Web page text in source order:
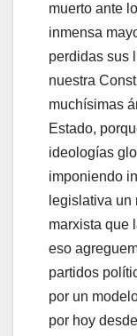
muerto ante
inmensa
perdidas sus
nuestra
muchísimas
Estado,
ideologías
imponiendo
legislativa
marxista que
eso
partidos
por un
por hoy